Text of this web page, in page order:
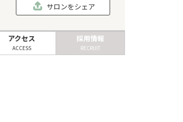
サロンをシェア
アクセス
ACCESS
採用情報
RECRUIT